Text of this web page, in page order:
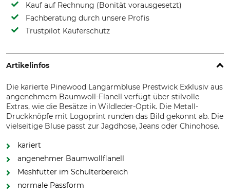
Kauf auf Rechnung (Bonität vorausgesetzt)
Fachberatung durch unsere Profis
Trustpilot Käuferschutz
Artikelinfos
Die karierte Pinewood Langarmbluse Prestwick Exklusiv aus
angenehmem Baumwoll-Flanell verfügt über stilvolle
Extras, wie die Besätze in Wildleder-Optik. Die Metall-
Druckknöpfe mit Logoprint runden das Bild gekonnt ab. Die
vielseitige Bluse passt zur Jagdhose, Jeans oder Chinohose.
kariert
angenehmer Baumwollflanell
Meshfutter im Schulterbereich
normale Passform